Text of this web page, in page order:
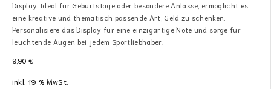
Display. Ideal für Geburtstage oder besondere Anlässe, ermöglicht es
eine kreative und thematisch passende Art, Geld zu schenken.
Personalisiere das Display für eine einzigartige Note und sorge für
leuchtende Augen bei jedem Sportliebhaber.
9,90 €
inkl. 19 % MwSt.